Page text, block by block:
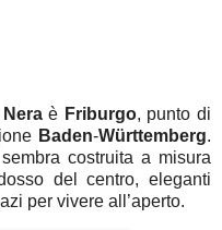
Neraè Friburgo, punto di
Baden-Württemberg.
costruita a misura
del centro, eleganti
per vivere all’aperto.